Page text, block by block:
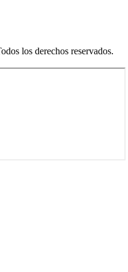
los derechos reservados.